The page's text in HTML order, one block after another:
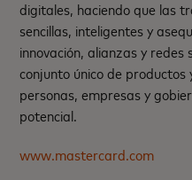
digitales, haciendo que las
sencillas, inteligentes y
innovación, alianzas y
conjunto único de productos
personas, empresas y
potencial.
www.mastercard.com